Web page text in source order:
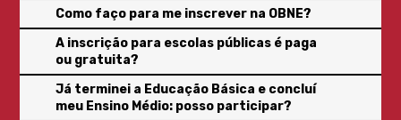
Como faço para me inscrever na OBNE?
A inscrição para escolas públicas é paga
ou gratuita?
Já terminei a Educação Básica e concluí
meu Ensino Médio: posso participar?